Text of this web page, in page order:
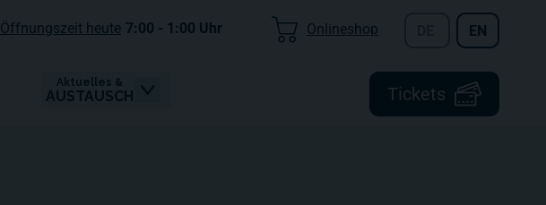
Tickets
Aktuelles &
AUSTAUSCH
Öffnungszeit heute 7:00 - 1:00 Uhr Onlineshop EN